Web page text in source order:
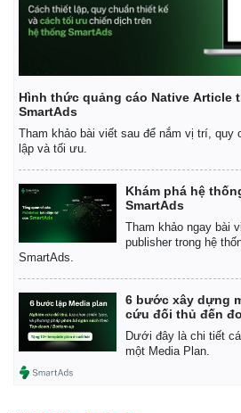
Hình thức quảng cáo Native Article
SmartAds
Tham khảo bài viết sau để nắm vị trí, quy
lập và tối ưu.
Khám phá hệ
SmartAds
Tham khảo ngay bài
publisher trong hệ
SmartAds.
6 bước xây dựng
cứu đối thủ đến
Dưới đây là chi tiết
một Media Plan.